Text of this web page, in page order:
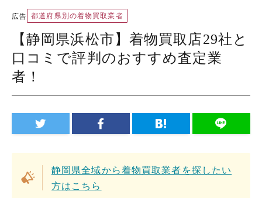
広告 都道府県別の着物買取業者
【静岡県浜松市】着物買取店29社と
口コミで評判のおすすめ査定業
者！
静岡県全域から着物買取業者を探したい
方はこちら